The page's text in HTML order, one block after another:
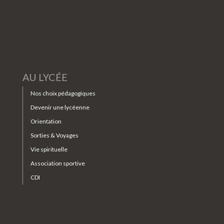
AU LYCÉE
Nos choix pédagogiques
Devenir une lycéenne
Orientation
Sorties & Voyages
Vie spirituelle
Association sportive
CDI